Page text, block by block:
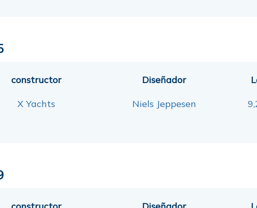
constructor
X Yachts
Diseñador
Niels Jeppesen